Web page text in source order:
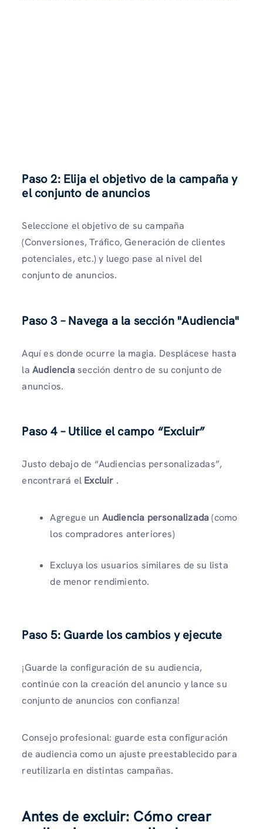
Paso 2: Elija el objetivo de la campaña y
el conjunto de anuncios
Seleccione el objetivo de su campaña
(Conversiones, Tráfico, Generación de clientes
potenciales, etc.) y luego pase al nivel del
conjunto de anuncios.
Paso 3 – Navega a la sección "Audiencia"
Aquí es donde ocurre la magia. Desplácese hasta
la Audienciasección dentro de su conjunto de
anuncios.
Paso 4 – Utilice el campo “Excluir”
Justo debajo de “Audiencias personalizadas”,
encontrará el Excluir .
Agregue un Audiencia personalizada(como
los compradores anteriores)
Excluya los usuarios similares de su lista
de menor rendimiento.
Paso 5: Guarde los cambios y ejecute
¡Guarde la configuración de su audiencia,
continúe con la creación del anuncio y lance su
conjunto de anuncios con confianza!
Consejo profesional: guarde esta configuración
de audiencia como un ajuste preestablecido para
reutilizarla en distintas campañas.
Antes de excluir: Cómo crear